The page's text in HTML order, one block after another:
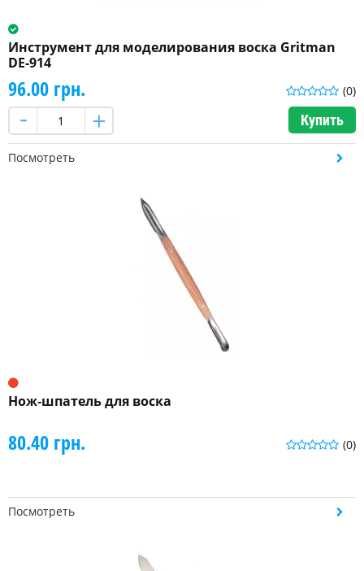
Инструмент для моделирования воска Gritman
DE-914
(0)
96.00 грн.
Купить
Посмотреть
Нож-шпатель для воска
(0)
80.40 грн.
Посмотреть